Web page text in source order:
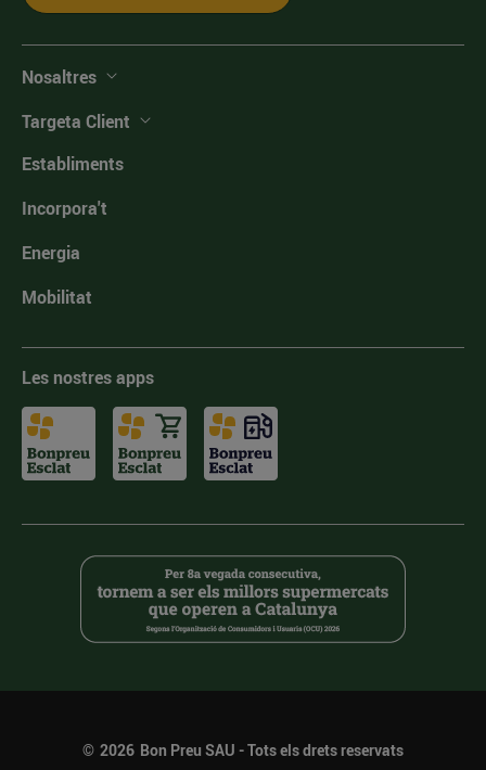
Nosaltres
Targeta Client
Establiments
Incorpora't
Energia
Mobilitat
Les nostres apps
© 2026 Bon Preu SAU - Tots els drets reservats